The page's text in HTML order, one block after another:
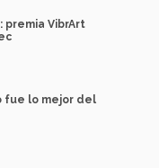
premia VibrArt
fue lo mejor del